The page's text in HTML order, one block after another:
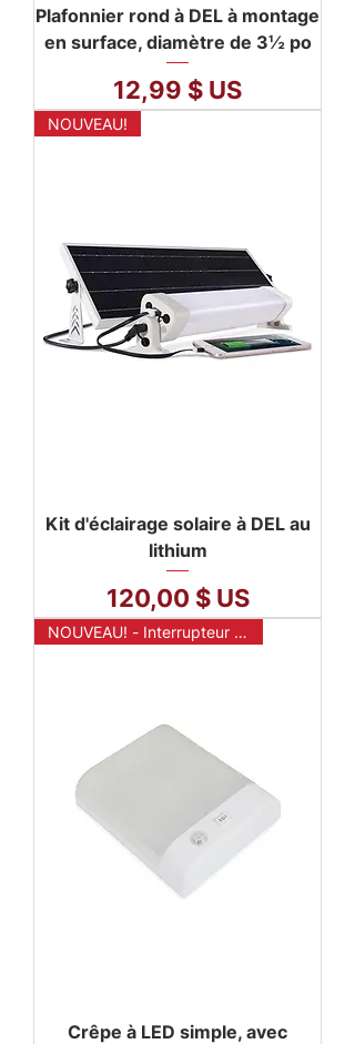
Plafonnier rond à DEL à montage
en surface, diamètre de 3½ po
Prix
12,99 $ US
NOUVEAU!
Kit d'éclairage solaire à DEL au
lithium
Prix
120,00 $ US
NOUVEAU! - Interrupteur mural sans fil
Crêpe à LED simple, avec